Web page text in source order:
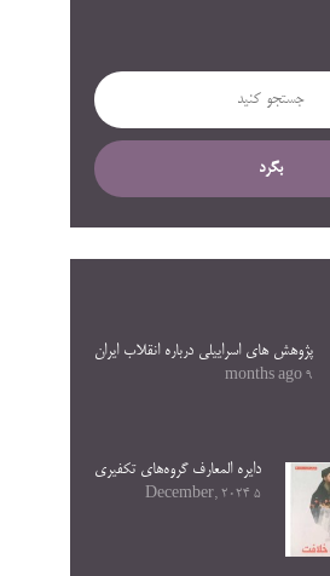
بگرد
پژوهش های اسراییلی درباره انقلاب ایران
9 months ago
دایره المعارف گروه‌های تکفیری
5 December, 2024